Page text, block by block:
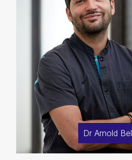
Dr Arnold